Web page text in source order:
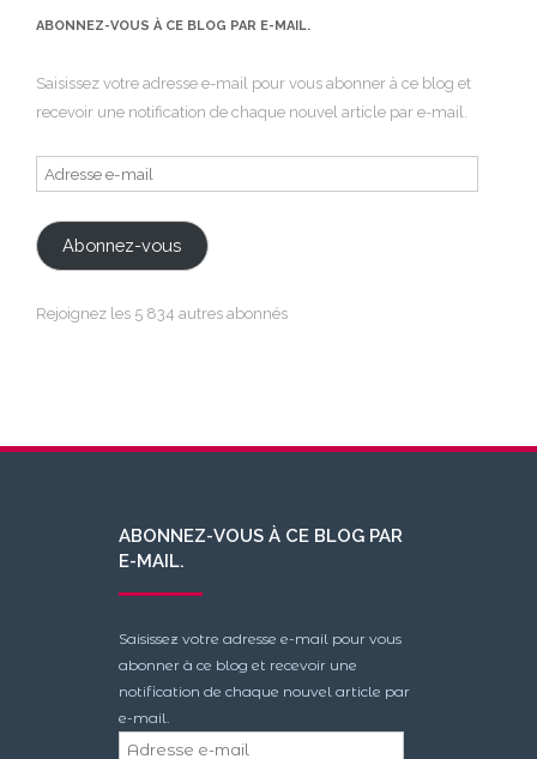
ABONNEZ-VOUS À CE BLOG PAR E-MAIL.
Saisissez votre adresse e-mail pour vous abonner à ce blog et
recevoir une notification de chaque nouvel article par e-mail.
Adresse
e-
mail
Abonnez-vous
Rejoignez les 5 834 autres abonnés
ABONNEZ-VOUS À CE BLOG PAR
E-MAIL.
Saisissez votre adresse e-mail pour vous
abonner à ce blog et recevoir une
notification de chaque nouvel article par
e-mail.
Adresse